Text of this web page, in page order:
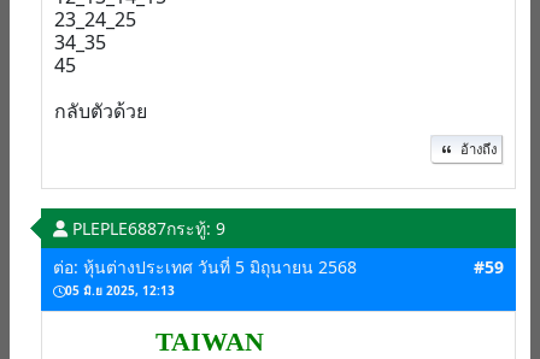
23_24_25
34_35
45
กลับตัวด้วย
อ้างถึง
PLEPLE6887กระทู้: 9
ต่อ: หุ้นต่างประเทศ วันที่ 5 มิถุนายน 2568
05 มิ.ย 2025, 12:13
#59
TAIWAN